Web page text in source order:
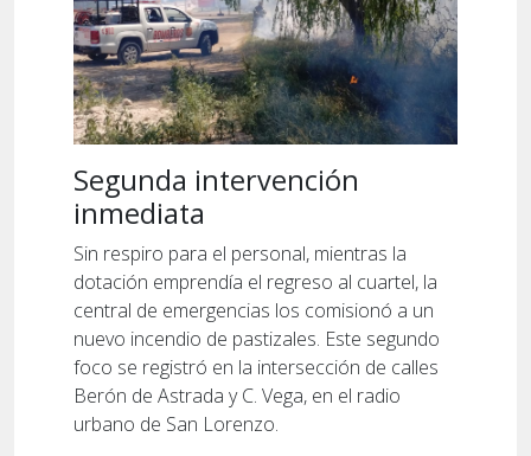
Segunda intervención
inmediata
Sin respiro para el personal, mientras la
dotación emprendía el regreso al cuartel, la
central de emergencias los comisionó a un
nuevo incendio de pastizales. Este segundo
foco se registró en la intersección de calles
Berón de Astrada y C. Vega, en el radio
urbano de San Lorenzo.